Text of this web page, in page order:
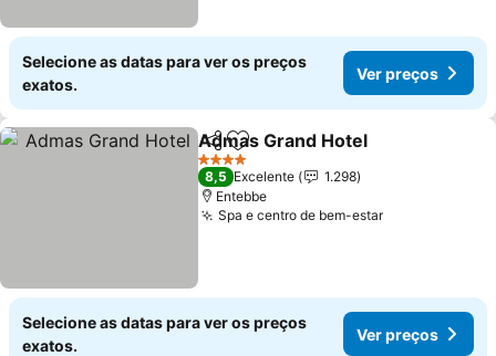
Selecione as datas para ver os preços
exatos.
Ver preços
PartilharAdicionar aos favoritos
Admas Grand Hotel
4 Estrelas
8,5 Excelente
1.298
Entebbe
Spa e centro de bem-estarVer preços
Selecione as datas para ver os preços
exatos.
Ver preços